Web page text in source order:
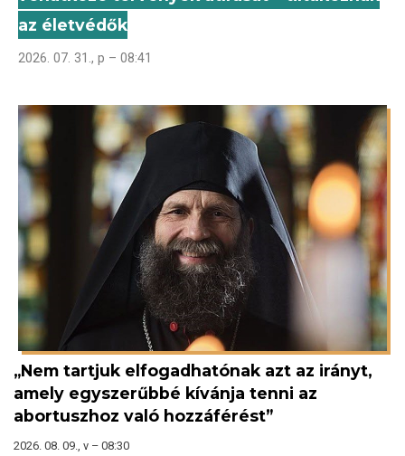
az életvédők
2026. 07. 31., p – 08:41
„Nem tartjuk elfogadhatónak azt az irányt,
amely egyszerűbbé kívánja tenni az
abortuszhoz való hozzáférést”
2026. 08. 09., v – 08:30